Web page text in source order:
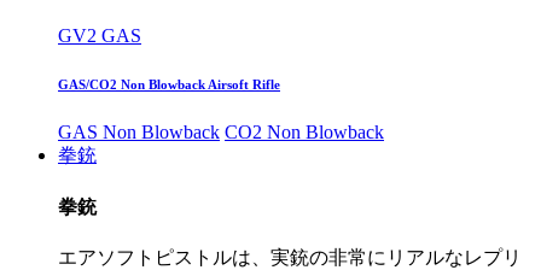
GV2 GAS
GAS/CO2 Non Blowback Airsoft Rifle
GAS Non Blowback CO2 Non Blowback
拳銃
拳銃
エアソフトピストルは、実銃の非常にリアルなレプリ